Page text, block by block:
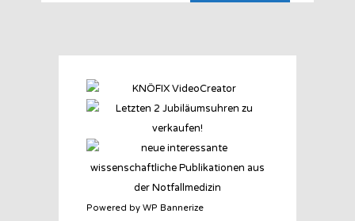
Powered by WP Bannerize